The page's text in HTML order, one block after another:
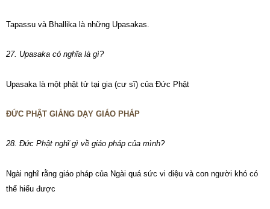
Tapassu và Bhallika là những Upasakas.
27. Upasaka có nghĩa là gì?
Upasaka là một phật tử tại gia (cư sĩ) của Đức Phật
ĐỨC PHẬT GIẢNG DẠY GIÁO PHÁP
28. Đức Phật nghĩ gì về giáo pháp của mình?
Ngài nghĩ rằng giáo pháp của Ngài quá sức vi diệu và con người khó có
thể hiểu được